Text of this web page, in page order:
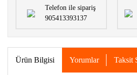
Telefon ile sipariş
905413393137
Ürün Bilgisi Yorumlar Taksit